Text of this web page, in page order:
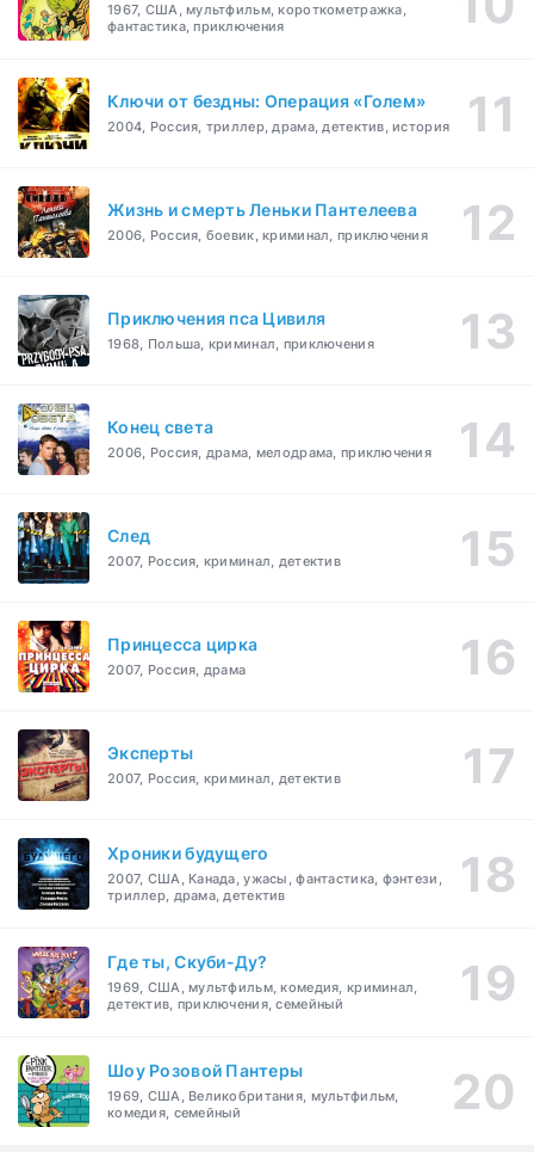
1967, США, мультфильм, короткометражка,
фантастика, приключения
Ключи от бездны: Операция «Голем»
2004, Россия, триллер, драма, детектив, история
Жизнь и смерть Леньки Пантелеева
2006, Россия, боевик, криминал, приключения
Приключения пса Цивиля
1968, Польша, криминал, приключения
Конец света
2006, Россия, драма, мелодрама, приключения
След
2007, Россия, криминал, детектив
Принцесса цирка
2007, Россия, драма
Эксперты
2007, Россия, криминал, детектив
Хроники будущего
2007, США, Канада, ужасы, фантастика, фэнтези,
триллер, драма, детектив
Где ты, Скуби-Ду?
1969, США, мультфильм, комедия, криминал,
детектив, приключения, семейный
Шоу Розовой Пантеры
1969, США, Великобритания, мультфильм,
комедия, семейный